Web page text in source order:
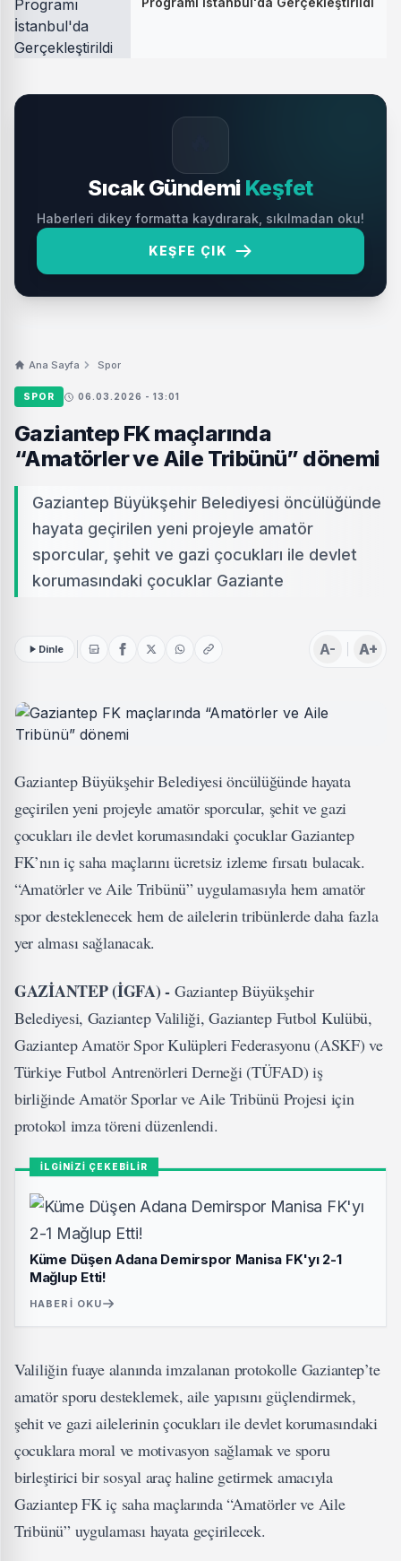
Sıcak Gündemi Keşfet
Haberleri dikey formatta kaydırarak, sıkılmadan oku!
KEŞFE ÇIK
Ana Sayfa Spor
SPOR 06.03.2026 - 13:01
Gaziantep FK maçlarında
“Amatörler ve Aile Tribünü” dönemi
Gaziantep Büyükşehir Belediyesi öncülüğünde
hayata geçirilen yeni projeyle amatör
sporcular, şehit ve gazi çocukları ile devlet
korumasındaki çocuklar Gaziante
Dinle A- A+
Gaziantep Büyükşehir Belediyesi öncülüğünde hayata
geçirilen yeni projeyle amatör sporcular, şehit ve gazi
çocukları ile devlet korumasındaki çocuklar Gaziantep
FK’nın iç saha maçlarını ücretsiz izleme fırsatı bulacak.
“Amatörler ve Aile Tribünü” uygulamasıyla hem amatör
spor desteklenecek hem de ailelerin tribünlerde daha fazla
yer alması sağlanacak.
GAZİANTEP (İGFA) - Gaziantep Büyükşehir
Belediyesi, Gaziantep Valiliği, Gaziantep Futbol Kulübü,
Gaziantep Amatör Spor Kulüpleri Federasyonu (ASKF) ve
Türkiye Futbol Antrenörleri Derneği (TÜFAD) iş
birliğinde Amatör Sporlar ve Aile Tribünü Projesi için
protokol imza töreni düzenlendi.
İLGİNİZİ ÇEKEBİLİR
Küme Düşen Adana Demirspor Manisa FK'yı 2-1
Mağlup Etti!
HABERI OKU
Valiliğin fuaye alanında imzalanan protokolle Gaziantep’te
amatör sporu desteklemek, aile yapısını güçlendirmek,
şehit ve gazi ailelerinin çocukları ile devlet korumasındaki
çocuklara moral ve motivasyon sağlamak ve sporu
birleştirici bir sosyal araç haline getirmek amacıyla
Gaziantep FK iç saha maçlarında “Amatörler ve Aile
Tribünü” uygulaması hayata geçirilecek.